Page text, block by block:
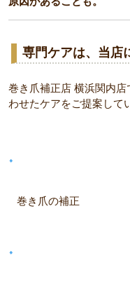
専門ケアは、当店
巻き爪補正店 横浜関内
わせたケアをご提案して
巻き爪の補正